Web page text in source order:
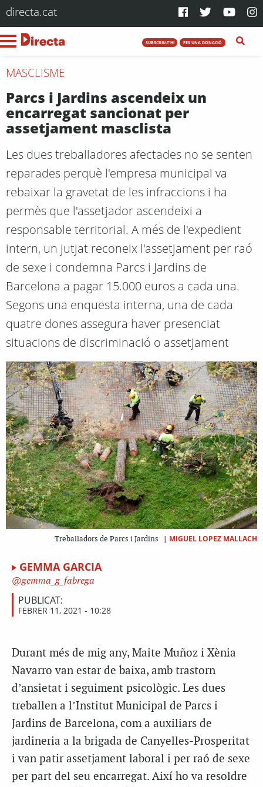
directa.cat
SUBSCRIU-T'HI FES UNA DONACIÓ
MASCLISME
Parcs i Jardins ascendeix un
encarregat sancionat per
assetjament masclista
Les dues treballadores afectades no se senten
reparades perquè l'empresa municipal va
rebaixar la gravetat de les infraccions i ha
permès que l'assetjador ascendeixi a
responsable territorial. A més de l'expedient
intern, un jutjat reconeix l'assetjament per raó
de sexe i condemna Parcs i Jardins de
Barcelona a pagar 15.000 euros a cada una.
Segons una enquesta interna, una de cada
quatre dones assegura haver presenciat
situacions de discriminació o assetjament
Treballadors de Parcs i Jardins | MIGUEL LOPEZ MALLACH
GEMMA GARCIA
gemma_g_fabrega
PUBLICAT:
FEBRER 11, 2021 - 10:28
Durant més de mig any, Maite Muñoz i Xènia
Navarro van estar de baixa, amb trastorn
d’ansietat i seguiment psicològic. Les dues
treballen a l’Institut Municipal de Parcs i
Jardins de Barcelona, com a auxiliars de
jardineria a la brigada de Canyelles-Prosperitat
i van patir assetjament laboral i per raó de sexe
per part del seu encarregat. Així ho va resoldre